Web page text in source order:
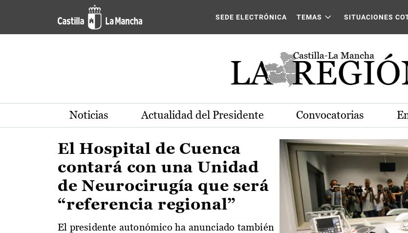
Pasar al contenido principal
Actualidad de la región de Castilla-La Mancha
SEDE ELECTRÓNICA TEMAS SITUACIONES
Noticias Actualidad del Presidente Convocatorias
El Hospital de Cuenca
contará con una Unidad
de Neurocirugía que será
“referencia regional”
El presidente autonómico ha anunciado también